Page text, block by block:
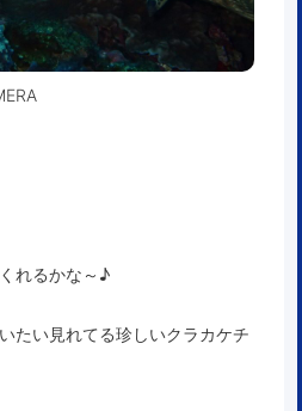
れるかな～♪
たい見れてる珍しいクラカケチ